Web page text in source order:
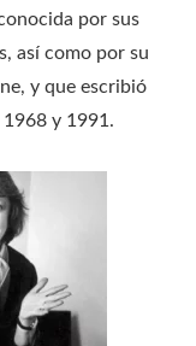
por sus
así como por su
y que escribió
y 1991.